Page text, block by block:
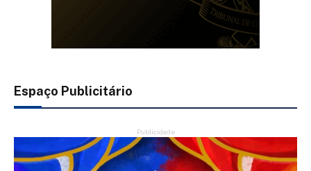
Espaço Publicitário
Publicidade